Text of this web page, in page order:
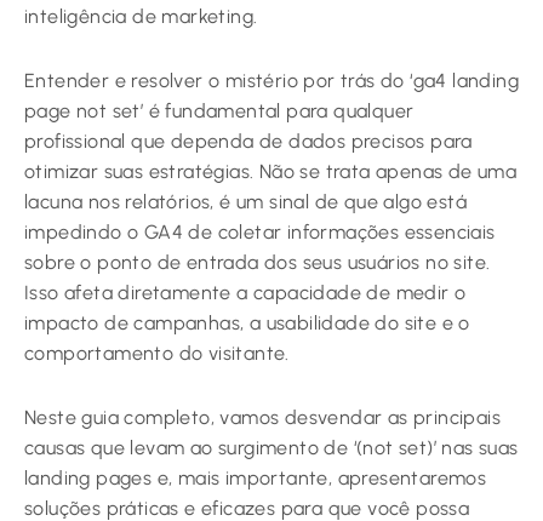
inteligência de marketing.
Entender e resolver o mistério por trás do ‘ga4 landing
page not set’ é fundamental para qualquer
profissional que dependa de dados precisos para
otimizar suas estratégias. Não se trata apenas de uma
lacuna nos relatórios, é um sinal de que algo está
impedindo o GA4 de coletar informações essenciais
sobre o ponto de entrada dos seus usuários no site.
Isso afeta diretamente a capacidade de medir o
impacto de campanhas, a usabilidade do site e o
comportamento do visitante.
Neste guia completo, vamos desvendar as principais
causas que levam ao surgimento de ‘(not set)’ nas suas
landing pages e, mais importante, apresentaremos
soluções práticas e eficazes para que você possa